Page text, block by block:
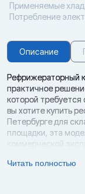
Применяемые
Потребление
Описание
Рефрижераторный
практичное
которой
вы хотите купить
Петербурге для
площадки, эта
коммерческой
Читать полностью